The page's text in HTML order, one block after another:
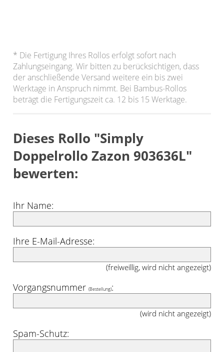
* Die Fertigung Ihres Rollos erfolgt sofort nach
Zahlungseingang. Wir bitten zu berücksichtigen, dass
der anschließende Versand weitere ein bis zwei
Werktage in Anspruch nimmt. Bei Bambus-Rollos
beträgt die Fertigungszeit ca. 12 bis 15 Werktage.
Dieses Rollo "Simply
Doppelrollo Zazon 903636L"
bewerten:
Ihr Name:
Ihre E-Mail-Adresse:
(freiweillig, wird nicht angezeigt)
Vorgangsnummer(Bestellung):
(wird nicht angezeigt)
Spam-Schutz: